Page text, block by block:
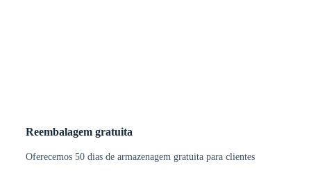
Reembalagem gratuita
Oferecemos 50 dias de armazenagem gratuita para clientes